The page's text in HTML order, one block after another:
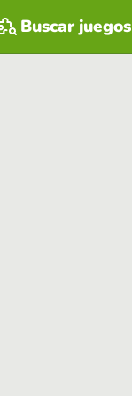
Buscar juegos